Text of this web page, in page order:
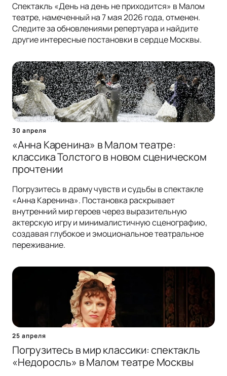
Спектакль «День на день не приходится» в Малом
театре, намеченный на 7 мая 2026 года, отменен.
Следите за обновлениями репертуара и найдите
другие интересные постановки в сердце Москвы.
30 апреля
«Анна Каренина» в Малом театре:
классика Толстого в новом сценическом
прочтении
Погрузитесь в драму чувств и судьбы в спектакле
«Анна Каренина». Постановка раскрывает
внутренний мир героев через выразительную
актерскую игру и минималистичную сценографию,
создавая глубокое и эмоциональное театральное
переживание.
25 апреля
Погрузитесь в мир классики: спектакль
«Недоросль» в Малом театре Москвы